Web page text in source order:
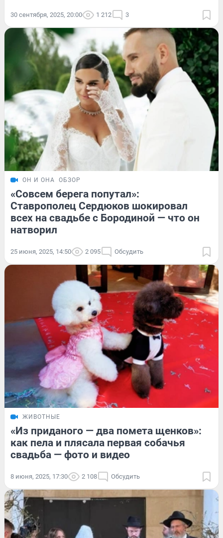
30 сентября, 2025, 20:00 1 212 3
ОН И ОНА ОБЗОР
«Совсем берега попутал»:
Ставрополец Сердюков шокировал
всех на свадьбе с Бородиной — что он
натворил
25 июня, 2025, 14:50 2 095 Обсудить
ЖИВОТНЫЕ
«Из приданого — два помета щенков»:
как пела и плясала первая собачья
свадьба — фото и видео
8 июня, 2025, 17:30 2 108 Обсудить